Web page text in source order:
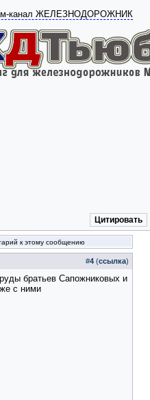
канал ЖЕЛЕЗНОДОРОЖНИК
Цитировать
к этому сообщению
#4 (ссылка)
братьев Сапожниковых и
с ними